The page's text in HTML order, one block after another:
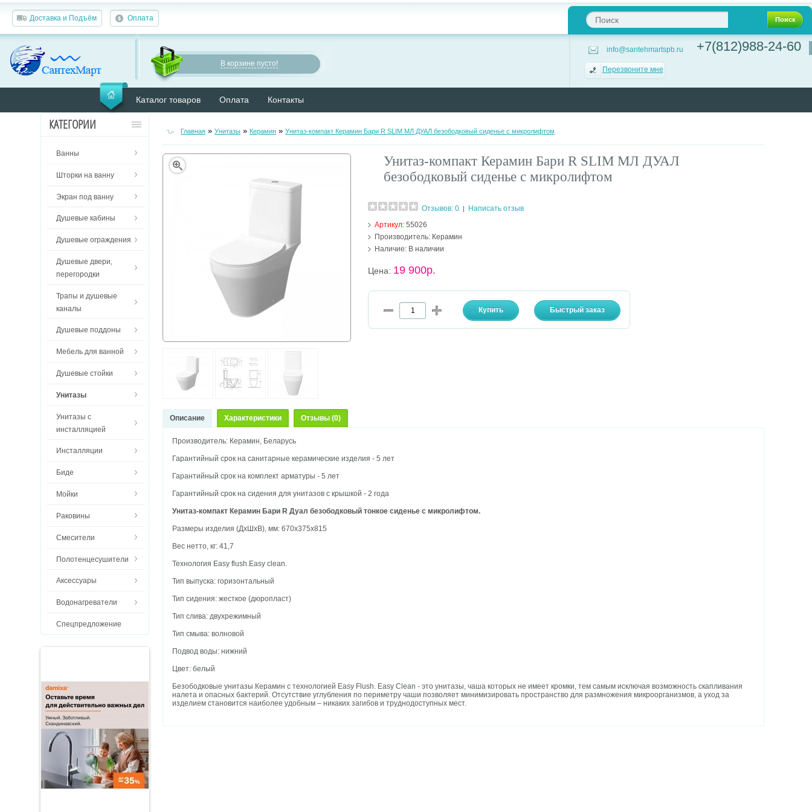
Доставка и Подъём Оплата Поиск
В корзине пусто!
info@santehmartspb.ru
Перезвоните мне
+7(812)988-24-60
Каталог товаров Оплата Контакты
КАТЕГОРИИ
Ванны
Шторки на ванну
Экран под ванну
Душевые кабины
Душевые ограждения
Душевые двери,
перегородки
Трапы и душевые
каналы
Душевые поддоны
Мебель для ванной
Душевые стойки
Унитазы
Унитазы с
инсталляцией
Инсталляции
Биде
Мойки
Раковины
Смесители
Полотенцесушители
Аксессуары
Водонагреватели
Спецпредложение
Главная »Унитазы » Керамин »Унитаз-компакт Керамин Бари R SLIM МЛ ДУАЛ безободковый сиденье с микролифтом
Унитаз-компакт Керамин Бари R SLIM МЛ ДУАЛ
безободковый сиденье с микролифтом
Отзывов: 0 |
Написать отзыв
Артикул:55026
Производитель: Керамин
Наличие: В наличии
Цена: 19 900р.
Описание Характеристики Отзывы (0)
Производитель: Керамин, Беларусь
Гарантийный срок на санитарные керамические изделия - 5 лет
Гарантийный срок на комплект арматуры - 5 лет
Гарантийный срок на сидения для унитазов с крышкой - 2 года
Унитаз-компакт Керамин Бари R Дуал безободковый тонкое сиденье с микролифтом.
Размеры изделия (ДхШхВ), мм: 670х375х815
Вес нетто, кг: 41,7
Технология Easy flush.Easy clean.
Тип выпуска: горизонтальный
Тип сидения: жесткое (дюропласт)
Тип слива: двухрежимный
Тип смыва: волновой
Подвод воды: нижний
Цвет: белый
Безободковые унитазы Керамин с технологией Easy Flush. Easy Clean - это унитазы, чаша которых не имеет кромки, тем самым исключая возможность скапливания
налета и опасных бактерий. Отсутствие углубления по периметру чаши позволяет минимизировать пространство для размножения микроорганизмов, а уход за
изделием становится наиболее удобным – никаких загибов и труднодоступных мест.